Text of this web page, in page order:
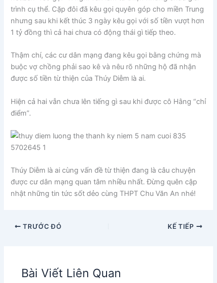
trình cụ thể. Cặp đôi đã kêu gọi quyên góp cho miền Trung
nhưng sau khi kết thúc 3 ngày kêu gọi với số tiền vượt hơn
1 tỷ đồng thì cả hai chưa có động thái gì tiếp theo.
Thậm chí, các cư dân mạng đang kêu gọi bằng chứng mà
buộc vợ chồng phải sao kê và nêu rõ những hộ đã nhận
được số tiền từ thiện của Thúy Diễm là ai.
Hiện cả hai vẫn chưa lên tiếng gì sau khi được cô Hằng “chỉ
điểm”.
Thúy Diễm là ai cùng vấn đề từ thiện đang là câu chuyện
được cư dân mạng quan tâm nhiều nhất. Đừng quên cập
nhật những tin tức sốt dẻo cùng THPT Chu Văn An nhé!
TRƯỚC ĐÓ KẾ TIẾP
Bài Viết Liên Quan